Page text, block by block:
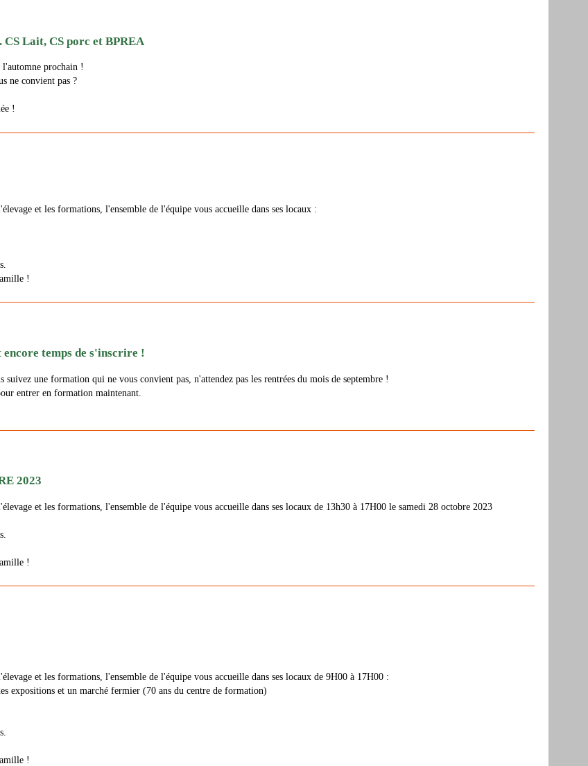
Lait, CS porc et BPREA
l'automne prochain !
ne convient pas ?
!
et les formations, l'ensemble de l'équipe vous accueille dans ses locaux :
!
encore temps de s'inscrire !
suivez une formation qui ne vous convient pas, n'attendez pas les rentrées du mois de septembre !
entrer en formation maintenant.
2023
et les formations, l'ensemble de l'équipe vous accueille dans ses locaux de 13h30 à 17H00 le samedi 28 octobre 2023
!
et les formations, l'ensemble de l'équipe vous accueille dans ses locaux de 9H00 à 17H00 :
expositions et un marché fermier (70 ans du centre de formation)
!